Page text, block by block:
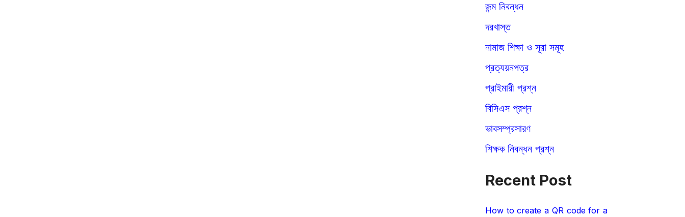
জন্ম নিবন্ধন
দরখাস্ত
নামাজ শিক্ষা ও সূরা সমূহ
প্রত্যয়নপত্র
প্রাইমারী প্রশ্ন
বিসিএস প্রশ্ন
ভাবসম্প্রসারণ
শিক্ষক নিবন্ধন প্রশ্ন
Recent Post
How to create a QR code for a